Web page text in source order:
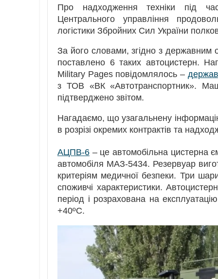
Про надходження техніки під
Центрального управління
логістики Збройних Сил України
За його словами, згідно з державним
поставлено 6 таких автоцистерн.
Military Pages повідомлялось –
з ТОВ «ВК «Автотранспортник».
підтверджено звітом.
Нагадаємо, що узагальнену
в розрізі окремих контрактів та
АЦПВ-6 – це автомобільна цистерна
автомобіля МАЗ-5434. Резервуар
критеріям медичної безпеки. Три
споживчі характеристики.
період і розрахована на
+40ºС.